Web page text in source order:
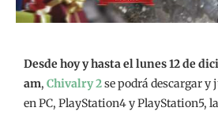
Desde hoy y hasta el lunes 12 de
am, Chivalry 2se podrá descargar
en PC, PlayStation4 y PlayStation5,